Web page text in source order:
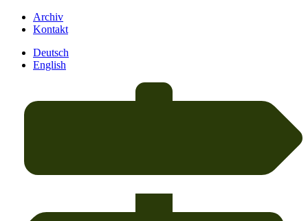
Archiv
Kontakt
Deutsch
English